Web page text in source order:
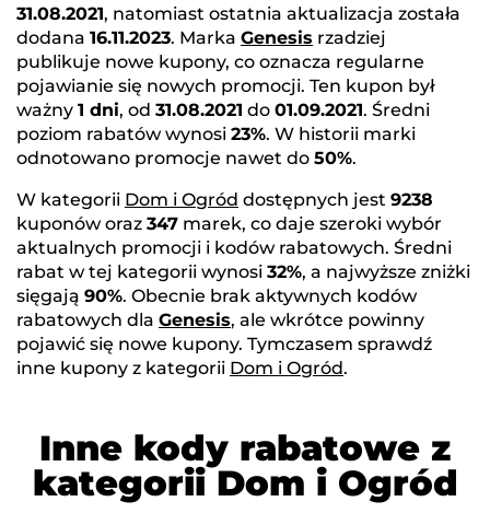
31.08.2021, natomiast ostatnia aktualizacja została
dodana 16.11.2023. Marka Genesis rzadziej
publikuje nowe kupony, co oznacza regularne
pojawianie się nowych promocji. Ten kupon był
ważny 1 dni, od 31.08.2021 do 01.09.2021. Średni
poziom rabatów wynosi 23%. W historii marki
odnotowano promocje nawet do 50%.
W kategorii Dom i Ogród dostępnych jest 9238
kuponów oraz 347 marek, co daje szeroki wybór
aktualnych promocji i kodów rabatowych. Średni
rabat w tej kategorii wynosi 32%, a najwyższe zniżki
sięgają 90%. Obecnie brak aktywnych kodów
rabatowych dla Genesis, ale wkrótce powinny
pojawić się nowe kupony. Tymczasem sprawdź
inne kupony z kategorii Dom i Ogród.
Inne kody rabatowe z
kategorii Dom i Ogród